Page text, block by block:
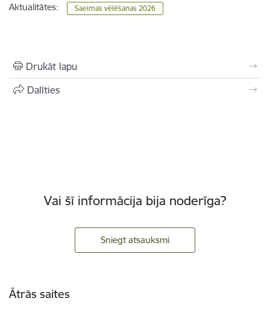
Aktualitātes: Saeimas vēlēšanas 2026
Drukāt lapu
Dalīties
Vai šī informācija bija noderīga?
Sniegt atsauksmi
Ātrās saites